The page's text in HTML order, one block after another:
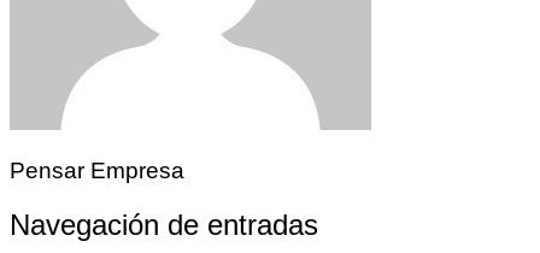
Pensar Empresa
Navegación de entradas